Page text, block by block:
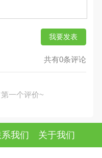
我要发表
共有0条评论
一个评价~
我们 关于我们